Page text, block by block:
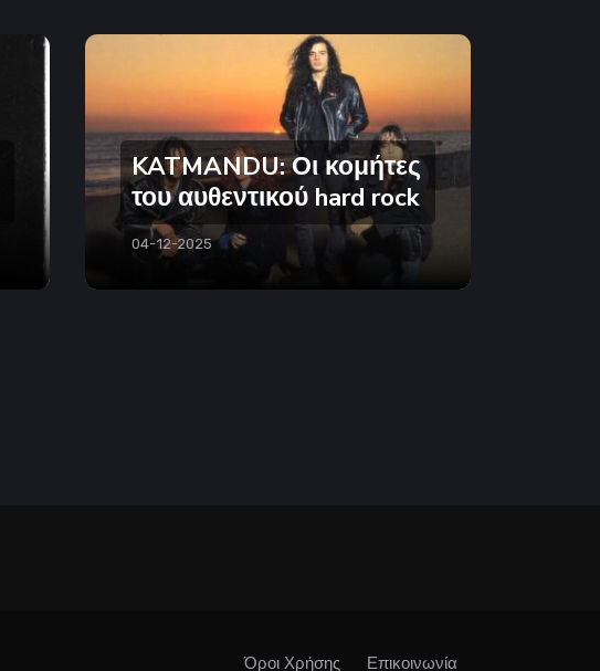
KATMANDU: Οι κομήτες
του αυθεντικού hard rock
04-12-2025
Όροι Χρήσης Επικοινωνία